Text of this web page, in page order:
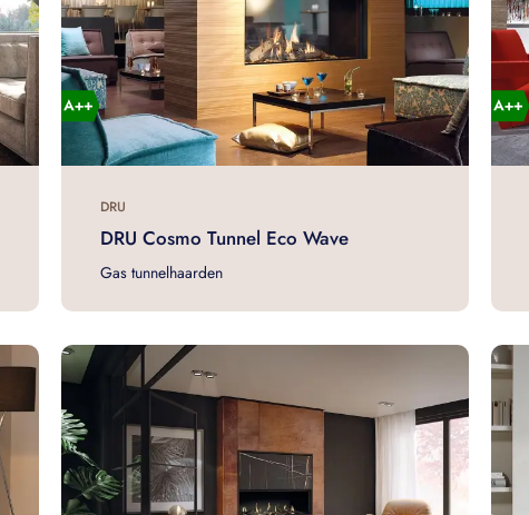
DRU
DRU Cosmo Tunnel Eco Wave
Gas tunnelhaarden